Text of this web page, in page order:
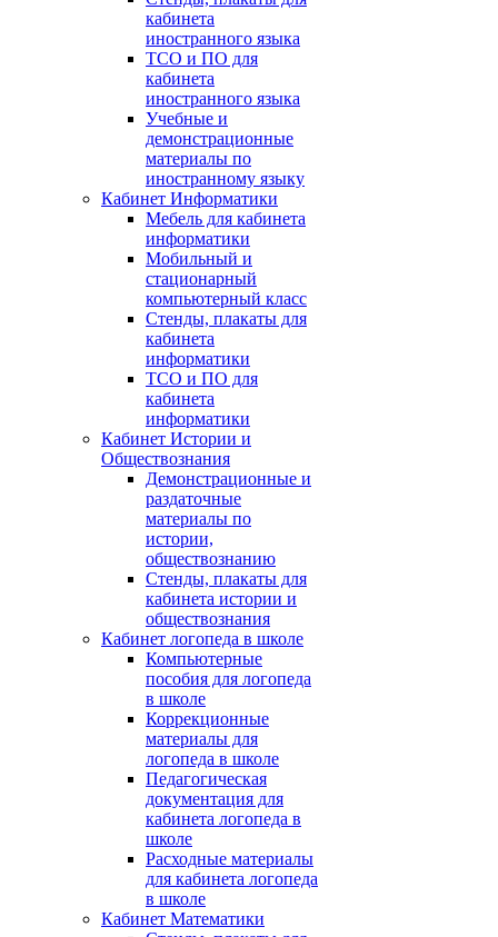
кабинета
иностранного языка
ТСО и ПО для
кабинета
иностранного языка
Учебные и
демонстрационные
материалы по
иностранному языку
Кабинет Информатики
Мебель для кабинета
информатики
Мобильный и
стационарный
компьютерный класс
Стенды, плакаты для
кабинета
информатики
ТСО и ПО для
кабинета
информатики
Кабинет Истории и
Обществознания
Демонстрационные и
раздаточные
материалы по
истории,
обществознанию
Стенды, плакаты для
кабинета истории и
обществознания
Кабинет логопеда в школе
Компьютерные
пособия для логопеда
в школе
Коррекционные
материалы для
логопеда в школе
Педагогическая
документация для
кабинета логопеда в
школе
Расходные материалы
для кабинета логопеда
в школе
Кабинет Математики